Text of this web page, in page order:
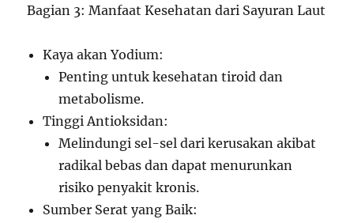
Bagian 3: Manfaat Kesehatan dari Sayuran Laut
Kaya akan Yodium:
Penting untuk kesehatan tiroid dan
metabolisme.
Tinggi Antioksidan:
Melindungi sel-sel dari kerusakan akibat
radikal bebas dan dapat menurunkan
risiko penyakit kronis.
Sumber Serat yang Baik: